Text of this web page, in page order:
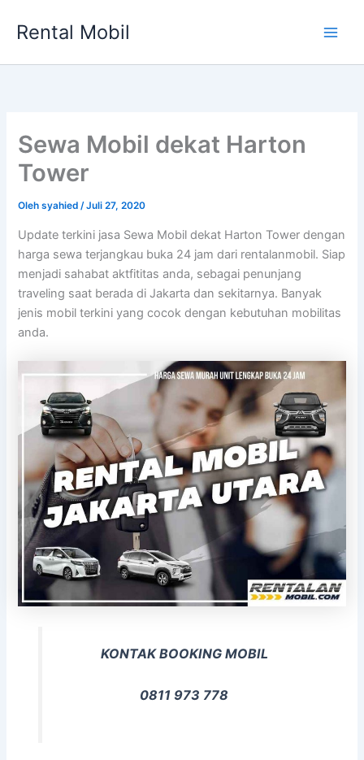
Rental Mobil
Sewa Mobil dekat Harton
Tower
Olehsyahied/Juli 27, 2020
Update terkini jasa Sewa Mobil dekat Harton Tower dengan
harga sewa terjangkau buka 24 jam dari rentalanmobil. Siap
menjadi sahabat aktfititas anda, sebagai penunjang
traveling saat berada di Jakarta dan sekitarnya. Banyak
jenis mobil terkini yang cocok dengan kebutuhan mobilitas
anda.
KONTAK BOOKING MOBIL
0811 973 778